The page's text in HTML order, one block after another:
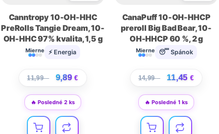
Canntropy 10-OH-HHC
PreRolls Tangie Dream, 10-
OH-HHC 97% kvalita, 1,5 g
Mierne ⚡ Energia
11,99€ 9,89€
🔥 Posledné 2 ks
CanaPuff 10-OH-HHCP
preroll Big Bad Bear, 10-
OH-HHCP 60 %, 2 g
Mierne 😴 Spánok
14,99€ 11,45 €
🔥 Posledné 1 ks